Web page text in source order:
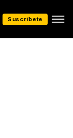
Suscríbete